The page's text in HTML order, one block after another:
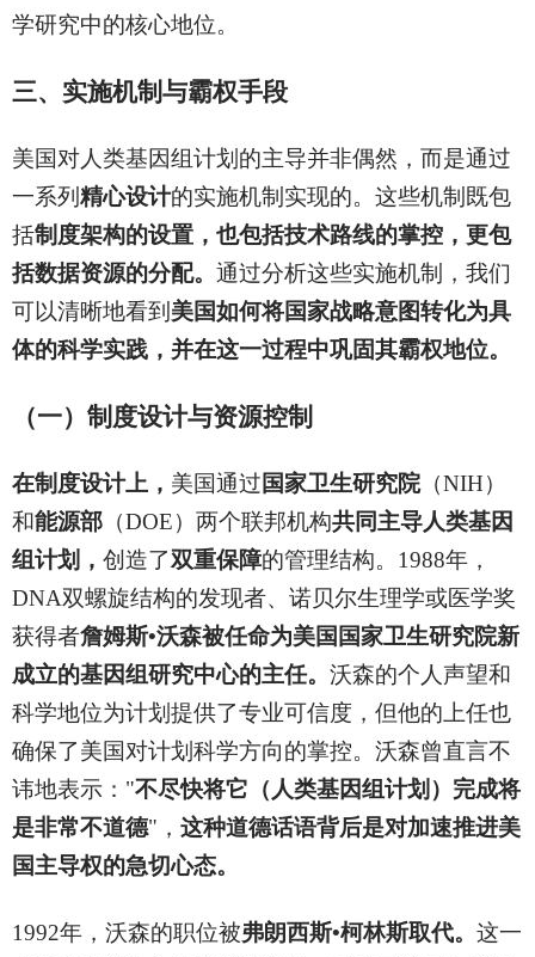
学研究中的核心地位。
三、实施机制与霸权手段
美国对人类基因组计划的主导并非偶然，而是通过
一系列 精心设计的实施机制实现的。这些机制既包
括制度架构的设置，也包括技术路线的掌控，更包
括数据资源的分配。 通过分析这些实施机制，我们
可以清晰地看到 美国如何将国家战略意图转化为具
体的科学实践，并在这一过程中巩固其霸权地位。
（一）制度设计与资源控制
在制度设计上， 美国通过国家卫生研究院（NIH）
和能源部（DOE）两个联邦机构共同主导人类基因
组计划， 创造了双重保障的管理结构。1988年，
DNA双螺旋结构的发现者、诺贝尔生理学或医学奖
获得者詹姆斯•沃森被任命为美国国家卫生研究院新
成立的基因组研究中心的主任。 沃森的个人声望和
科学地位为计划提供了专业可信度，但他的上任也
确保了美国对计划科学方向的掌控。沃森曾直言不
讳地表示："不尽快将它（人类基因组计划）完成将
是非常不道德"， 这种道德话语背后是对加速推进美
国主导权的急切心态。
1992年，沃森的职位被弗朗西斯•柯林斯取代。 这一